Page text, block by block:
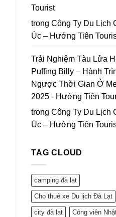
Tourist
trong Công Ty Du Lịch
Úc – Hướng Tiên
Trải Nghiệm Tàu Lửa
Puffing Billy – Hành
Ngược Thời Gian Ở
2025 - Hướng Tiên
trong Công Ty Du Lịch
Úc – Hướng Tiên
TAG CLOUD
camping đà lạt
Cho thuê xe Du lịch Đà Lạt
city đà lạt Công viên